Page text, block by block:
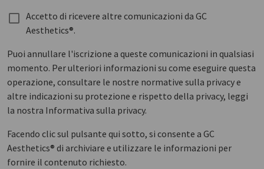
Accetto di ricevere altre comunicazioni da GC
Aesthetics®.
Puoi annullare l'iscrizione a queste comunicazioni in qualsiasi
momento. Per ulteriori informazioni su come eseguire questa
operazione, consultare le nostre normative sulla privacy e
altre indicazioni su protezione e rispetto della privacy, leggi
la nostra Informativa sulla privacy.
Facendo clic sul pulsante qui sotto, si consente a GC
Aesthetics® di archiviare e utilizzare le informazioni per
fornire il contenuto richiesto.